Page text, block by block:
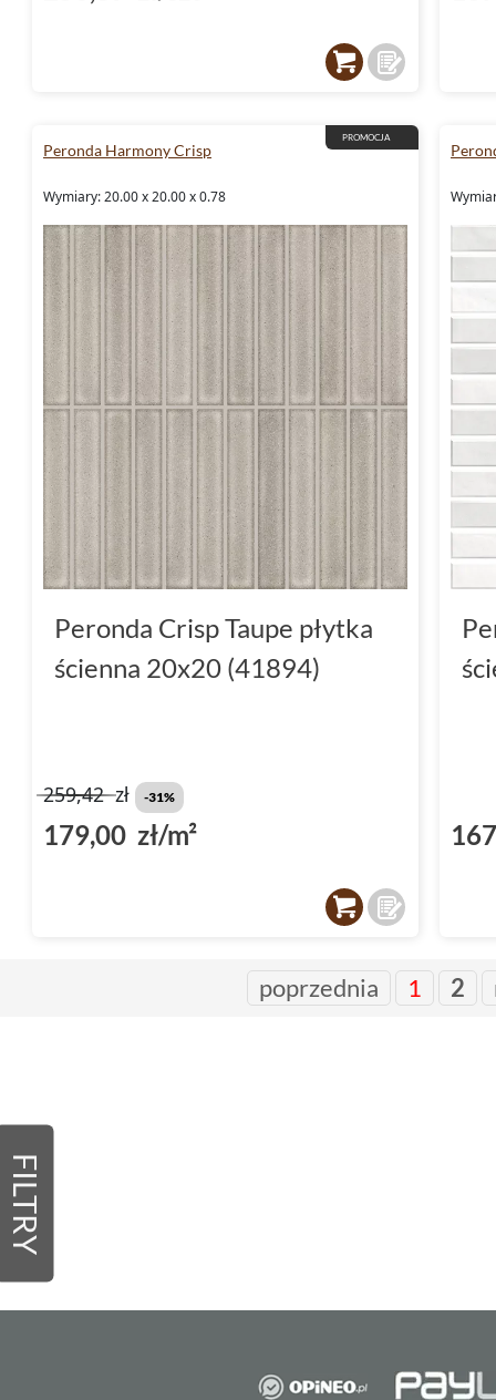
FILTRY
PROMOCJA
Peronda Harmony Crisp
Wymiary: 20.00 x 20.00 x 0.78
Peronda Crisp Taupe płytka
ścienna 20x20 (41894)
259,42zł -31%
179,00 zł/m²
poprzednia 1 2